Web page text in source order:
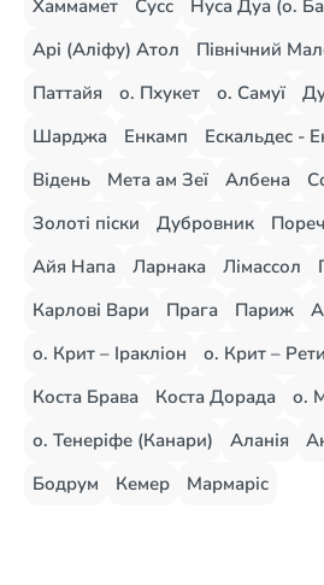
Хаммамет
Сусс
Нуса Дуа (о.
Арі (Аліфу) Атол
Північний
Паттайя
о. Пхукет о. Самуї
Шарджа
Енкамп Ескальдес -
Відень
Мета ам Зеї Албена
Золоті піски
Дубровник Пореч
Айя Напа
Ларнака Лімассол
Карлові Вари
Прага Париж
о. Крит – Іракліон
о. Крит –
Коста Брава
Коста Дорада
о.
о. Тенеріфе (Канари)
Аланія
Бодрум
Кемер Мармаріс